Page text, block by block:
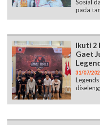
Sosial
pada
Ikuti 2
Gaet
31/07/